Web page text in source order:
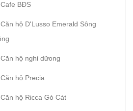
Cafe BĐS
Căn hộ D'Lusso Emerald Sông
Căn hộ nghỉ dữong
Căn hộ Precia
Căn hộ Ricca Gò Cát